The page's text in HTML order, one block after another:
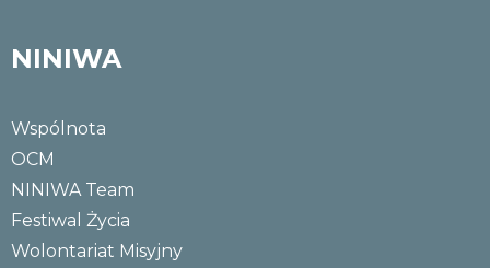
NINIWA
Wspólnota
OCM
NINIWA Team
Festiwal Życia
Wolontariat Misyjny